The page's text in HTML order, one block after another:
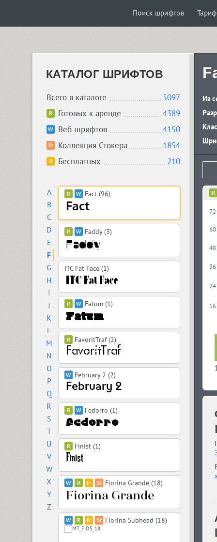
Поиск шрифтов
КАТАЛОГ ШРИФТОВ
Всего в каталоге
5097
Готовых к аренде
4389
Веб-шрифтов
4150
Коллекция Стокера
1854
Бесплатных
210
A
B
C
D
E
F
G
H
I
J
K
L
M
N
O
P
Q
R
S
T
U
V
W
X
Y
Z
Fact (96)
Faddy (3)
ITC Fat Face (1)
Fatum (1)
FavoritTraf (2)
February 2 (2)
Fedorro (1)
Finist (1)
Fiorina Grande (18)
Fiorina Subhead (18)
Из